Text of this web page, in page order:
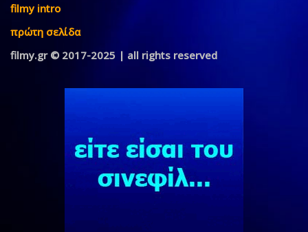
filmy intro
πρώτη σελίδα
filmy.gr © 2017-2025 | all rights reserved